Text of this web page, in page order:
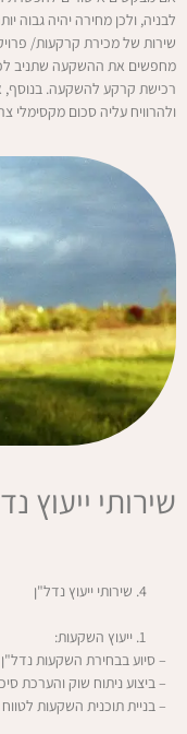
לבניה, ולכן מחירה יהיה
שירות של מכירת קרקעות/
מחפשים את ההשקעה שתניב
רכישת קרקע להשקעה. בנוסף,
ולהרוויח עליה סכום מקסימלי
שירותי ייעוץ
שירותי ייעוץ נדל"ן
ייעוץ השקעות:
– סיוע בבחירת השקעות נדל"ן
– ביצוע ניתוח שוק והערכת
– בניית תוכנית השקעות